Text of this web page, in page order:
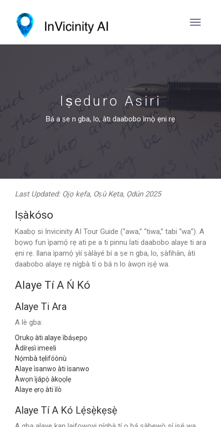
Iṣeduro Asiri
Bá a ṣe n gba, lo, àti daabobo ìmọ̀ ẹni rẹ
Last Updated: Ọjọ kẹfa, Oṣù Kẹta, Ọdún 2025
Iṣàkóso
Kaabọ si Invicinity AI Tour Guide (“awa,” “tiwa,” tabi “wa”). A
bọwọ fun ìpamọ́ rẹ ati pe a ti pinnu lati daabobo alaye ti ara
ẹni rẹ. Ilana ìpamọ́ yìí ṣàlàyé bí a ṣe n gba, lo, ṣàfihàn, àti
daabobo alaye rẹ nígbà tí o bá n lo àwọn iṣẹ́ wa.
Alaye Tí A Ń Kó
Alaye Ti Ara
A lè gba:
Orukọ àti alaye ìbáṣepọ
Àdírẹsì imeeli
Nọ́mbà tẹlifóònù
Alaye ìsanwo àti ìsanwo
Àwọn ìjápọ̀ àkọọlẹ
Alaye ẹrọ àti ìlò
Alaye Tí A Kó Lẹ́sẹ̀kẹsẹ̀